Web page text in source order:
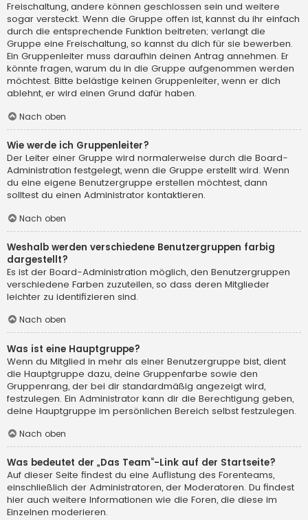
Freischaltung, andere können geschlossen sein und weitere
sogar versteckt. Wenn die Gruppe offen ist, kannst du ihr einfach
durch die entsprechende Funktion beitreten; verlangt die
Gruppe eine Freischaltung, so kannst du dich für sie bewerben.
Ein Gruppenleiter muss daraufhin deinen Antrag annehmen. Er
könnte fragen, warum du in die Gruppe aufgenommen werden
möchtest. Bitte belästige keinen Gruppenleiter, wenn er dich
ablehnt, er wird einen Grund dafür haben.
Nach oben
Wie werde ich Gruppenleiter?
Der Leiter einer Gruppe wird normalerweise durch die Board-
Administration festgelegt, wenn die Gruppe erstellt wird. Wenn
du eine eigene Benutzergruppe erstellen möchtest, dann
solltest du einen Administrator kontaktieren.
Nach oben
Weshalb werden verschiedene Benutzergruppen farbig
dargestellt?
Es ist der Board-Administration möglich, den Benutzergruppen
verschiedene Farben zuzuteilen, so dass deren Mitglieder
leichter zu identifizieren sind.
Nach oben
Was ist eine Hauptgruppe?
Wenn du Mitglied in mehr als einer Benutzergruppe bist, dient
die Hauptgruppe dazu, deine Gruppenfarbe sowie den
Gruppenrang, der bei dir standardmäßig angezeigt wird,
festzulegen. Ein Administrator kann dir die Berechtigung geben,
deine Hauptgruppe im persönlichen Bereich selbst festzulegen.
Nach oben
Was bedeutet der „Das Team“-Link auf der Startseite?
Auf dieser Seite findest du eine Auflistung des Forenteams,
einschließlich der Administratoren, der Moderatoren. Du findest
hier auch weitere Informationen wie die Foren, die diese im
Einzelnen moderieren.